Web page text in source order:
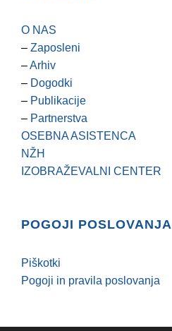
O NAS
– Zaposleni
–Arhiv
– Dogodki
– Publikacije
– Partnerstva
OSEBNA ASISTENCA
NŽH
IZOBRAŽEVALNI CENTER
POGOJI POSLOVANJA
Piškotki
Pogoji in pravila poslovanja